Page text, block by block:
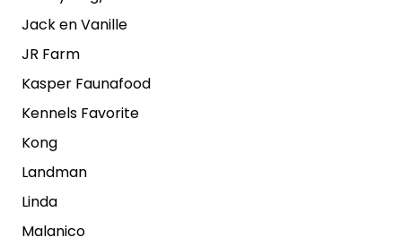
Jack en Vanille
JR Farm
Kasper Faunafood
Kennels Favorite
Kong
Landman
Linda
Malanico